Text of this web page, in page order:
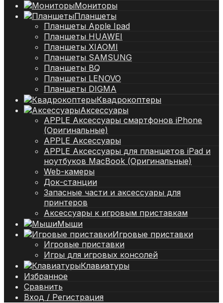
Мониторы
Планшеты
Планшеты Apple Ipad
Планшеты HUAWEI
Планшеты XIAOMI
Планшеты SAMSUNG
Планшеты BQ
Планшеты LENOVO
Планшеты DIGMA
Квадрокоптеры
Аксессуары
APPLE Аксессуары смартфонов iPhone
(Оригинальные)
APPLE Аксессуары
APPLE Аксессуары для планшетов iPad и
ноутбуков MacBook (Оригинальные)
Web-камеры
Док-станции
Запасные части и аксессуары для
принтеров
Аксессуары к игровым приставкам
Мыши
Игровые приставки
Игровые приставки
Игры для игровых консолей
Клавиатуры
Избранное
Сравнить
Вход / Регистрация